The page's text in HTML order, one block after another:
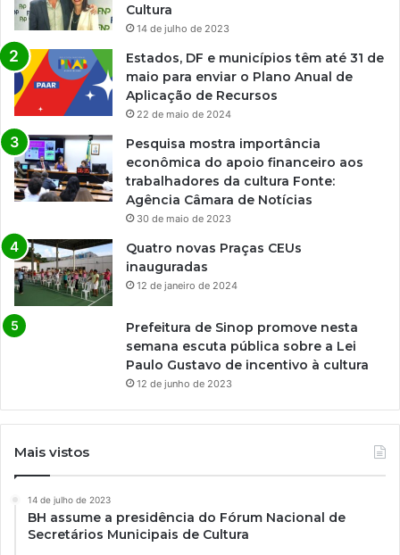
Cultura
14 de julho de 2023
Estados, DF e municípios têm até 31 de
maio para enviar o Plano Anual de
Aplicação de Recursos
22 de maio de 2024
Pesquisa mostra importância
econômica do apoio financeiro aos
trabalhadores da cultura Fonte:
Agência Câmara de Notícias
30 de maio de 2023
Quatro novas Praças CEUs
inauguradas
12 de janeiro de 2024
Prefeitura de Sinop promove nesta
semana escuta pública sobre a Lei
Paulo Gustavo de incentivo à cultura
12 de junho de 2023
Mais vistos
14 de julho de 2023
BH assume a presidência do Fórum Nacional de
Secretários Municipais de Cultura